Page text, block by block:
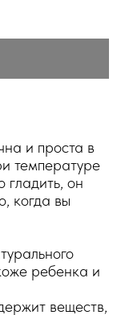
и проста в
температуре
гладить, он
когда вы
ребенка и
веществ,